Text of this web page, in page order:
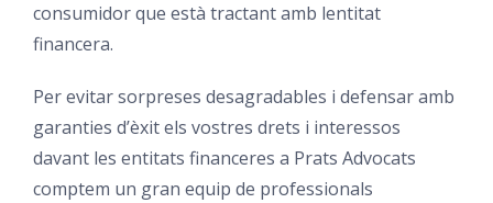
consumidor que està tractant amb lentitat
financera.
Per evitar sorpreses desagradables i defensar amb
garanties d’èxit els vostres drets i interessos
davant les entitats financeres a Prats Advocats
comptem un gran equip de professionals